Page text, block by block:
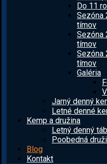
Do 11
Sezóna
tímov
Sezóna
tímov
Sezóna
tímov
Galéria
Jarný denný
Letné denné
Kemp a družina
Letný denný
Poobedná
Blog
Kontakt